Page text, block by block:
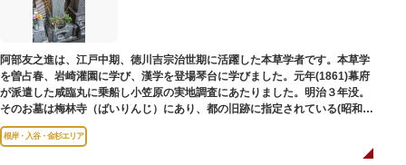
阿部友之進は、江戸中期、徳川吉宗治世期に活躍した本草学者です。本草学
を曽占春、岩崎灌園に学び、漢学を登場琴台に学びました。元年(1861)幕府
が派遣した咸臨丸に乗船し小笠原の実地調査にあたりました。明治３年没。
そのお墓は梅林寺（ばいりんじ）にあり、都の旧跡に指定されている(昭和３
年指定)。
根岸・入谷・金杉エリア